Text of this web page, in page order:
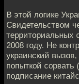
В этой логике
Свидетельством
2008 году. Не
украинский
попыткой
подписание